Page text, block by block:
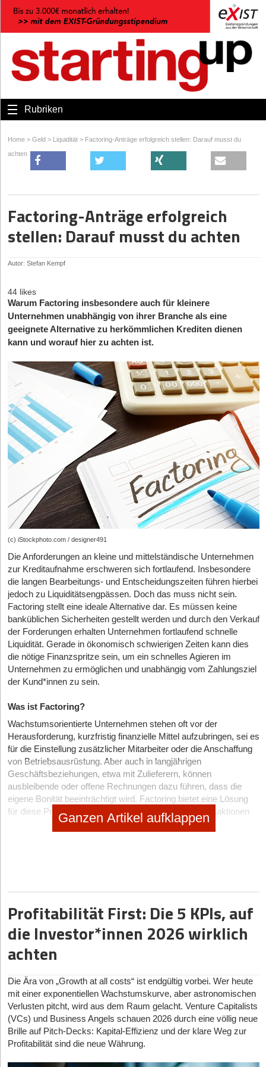
Rubriken
Home > Geld > Liquidität > Factoring-Anträge erfolgreich stellen: Darauf musst du
achten
Factoring-Anträge erfolgreich
stellen: Darauf musst du achten
Autor: Stefan Kempf
44 likes
Warum Factoring insbesondere auch für kleinere
Unternehmen unabhängig von ihrer Branche als eine
geeignete Alternative zu herkömmlichen Krediten dienen
kann und worauf hier zu achten ist.
(c) iStockphoto.com / designer491
Die Anforderungen an kleine und mittelständische Unternehmen
zur Kreditaufnahme erschweren sich fortlaufend. Insbesondere
die langen Bearbeitungs- und Entscheidungszeiten führen hierbei
jedoch zu Liquiditätsengpässen. Doch das muss nicht sein.
Factoring stellt eine ideale Alternative dar. Es müssen keine
banküblichen Sicherheiten gestellt werden und durch den Verkauf
der Forderungen erhalten Unternehmen fortlaufend schnelle
Liquidität. Gerade in ökonomisch schwierigen Zeiten kann dies
die nötige Finanzspritze sein, um ein schnelles Agieren im
Unternehmen zu ermöglichen und unabhängig vom Zahlungsziel
der Kund*innen zu sein.
Was ist Factoring?
Wachstumsorientierte Unternehmen stehen oft vor der
Herausforderung, kurzfristig finanzielle Mittel aufzubringen, sei es
für die Einstellung zusätzlicher Mitarbeiter oder die Anschaffung
von Betriebsausrüstung. Aber auch in langjährigen
Geschäftsbeziehungen, etwa mit Zulieferern, können
ausbleibende oder offene Rechnungen dazu führen, dass die
eigene Bonität beeinträchtigt wird. Factoring bietet eine Lösung
für diese Problematik, da sich die stattfindenden Transaktionen
nicht auf die für die Bonitätsprüfung wichtige Eigenkapitalquote
wie Mahn- und Inkassoverfahren an den geldgebenden Betrieb
aus. Denn mit dem Forderungsmanagement assoziieren viele,
hinter ausstehenden Rechnungen und damit dem Geld von
Geschäftspartner*innen hinterherzurennen – keine angenehme
schädigen. Daher bietet das Factoring auch auf der mentalen
Ebene einen großen Vorteil.
Antragstellung leicht gemacht: Mit 6 Tipps zum
erfolgreichen Abschluss
Um einen Factoring-Antrag erfolgreich zu stellen, sollten
Ganzen Artikel aufklappen
Profitabilität First: Die 5 KPIs, auf
die Investor*innen 2026 wirklich
achten
Die Ära von „Growth at all costs“ ist endgültig vorbei. Wer heute
mit einer exponentiellen Wachstumskurve, aber astronomischen
Verlusten pitcht, wird aus dem Raum gelacht. Venture Capitalists
(VCs) und Business Angels schauen 2026 durch eine völlig neue
Brille auf Pitch-Decks: Kapital-Effizienz und der klare Weg zur
Profitabilität sind die neue Währung.